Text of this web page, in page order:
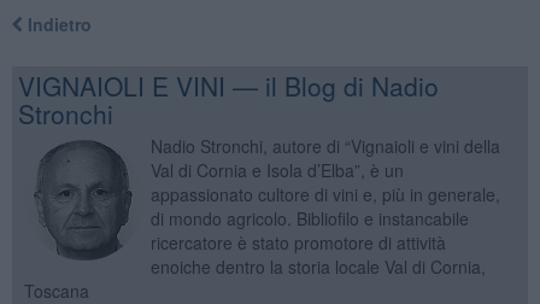
Indietro
VIGNAIOLI E VINI — il Blog di Nadio
Stronchi
Nadio Stronchi, autore di “Vignaioli e vini della
Val di Cornia e Isola d’Elba”, è un
appassionato cultore di vini e, più in generale,
di mondo agricolo. Bibliofilo e instancabile
ricercatore è stato promotore di attività
enoiche dentro la storia locale Val di Cornia,
Toscana